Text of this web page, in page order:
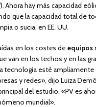
Ahora hay más capacidad
que la capacidad total de
o sucia, en EE. UU.
en los costes de equipos
van en los techos y en las
tecnología esté ampliamente
y redes», dijo Luiza
del estudio. «PV es
mundial».